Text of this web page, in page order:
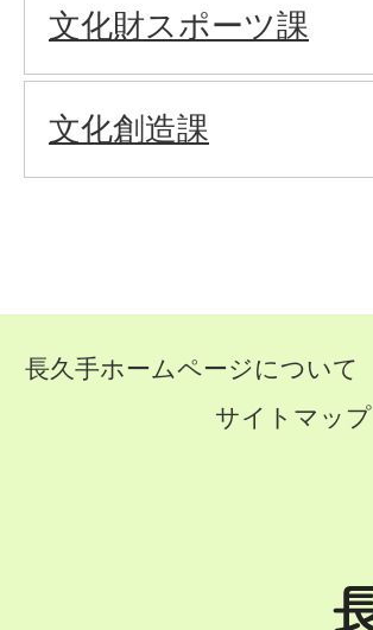
文化財スポーツ課
文化創造課
長久手ホームページについて
サイトマップ
手